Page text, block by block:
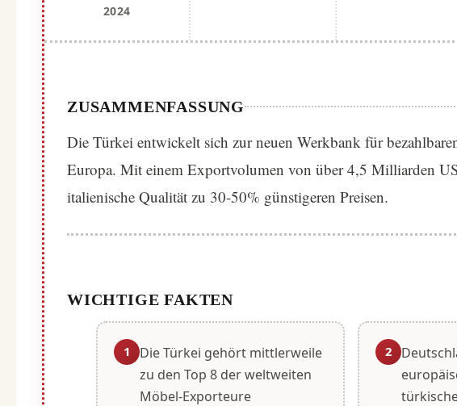
2024
ZUSAMMENFASSUNG
Die Türkei entwickelt sich zur neuen Werkbank für
Europa. Mit einem Exportvolumen von über 4,5 Milliarden
italienische Qualität zu 30-50% günstigeren Preisen.
WICHTIGE FAKTEN
1
Die Türkei gehört mittlerweile
zu den Top 8 der weltweiten
Möbel-Exporteure
2